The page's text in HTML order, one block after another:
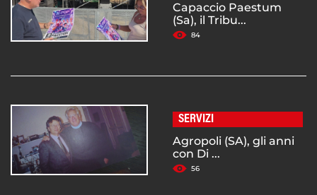
Capaccio Paestum
(Sa), il Tribu...
84
SERVIZI
Agropoli (SA), gli anni
con Di ...
56